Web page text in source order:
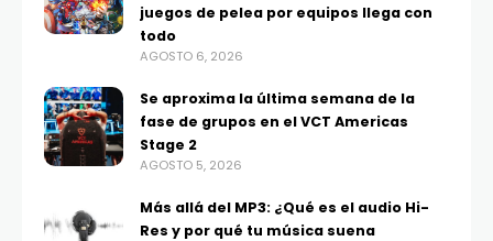
juegos de pelea por equipos llega con
todo
AGOSTO 6, 2026
Se aproxima la última semana de la
fase de grupos en el VCT Americas
Stage 2
AGOSTO 5, 2026
Más allá del MP3: ¿Qué es el audio Hi-
Res y por qué tu música suena